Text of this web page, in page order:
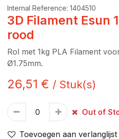
Internal Reference: 1404510
3D Filament Esun
rood
Rol met 1kg PLA Filament
Ø1.75mm.
26,51 € / Stuk(s)
Out of
Toevoegen aan verlanglijst